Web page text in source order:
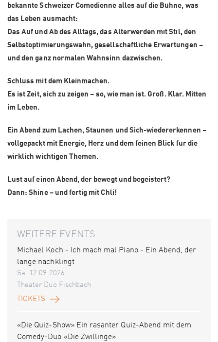
bekannte Schweizer Comedienne alles auf die Bühne, was
das Leben ausmacht:
Das Auf und Ab des Alltags, das Älterwerden mit Stil, den
Selbstoptimierungswahn, gesellschaftliche Erwartungen –
und den ganz normalen Wahnsinn dazwischen.
Schluss mit dem Kleinmachen.
Es ist Zeit, sich zu zeigen – so, wie man ist. Groß. Klar. Mitten
im Leben.
Ein Abend zum Lachen, Staunen und Sich-wiedererkennen –
vollgepackt mit Energie, Herz und dem feinen Blick für die
wirklich wichtigen Themen.
Lust auf einen Abend, der bewegt und begeistert?
Dann: Shine – und fertig mit Chli!
WEITERE EVENTS
Michael Koch - Ich mach mal Piano - Ein Abend, der
lange nachklingt
Sa. 12.09.2026
Theater Duo Fischbach
TICKETS
«Die Quiz-Show» Ein rasanter Quiz-Abend mit dem
Comedy-Duo «Die Zwillinge»